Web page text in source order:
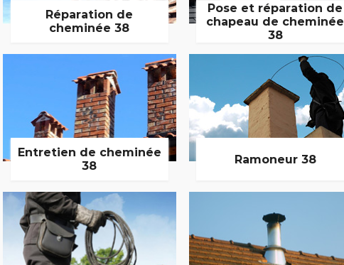
Réparation de
cheminée 38
Pose et réparation de
chapeau de cheminée
38
Entretien de cheminée
38
Ramoneur 38